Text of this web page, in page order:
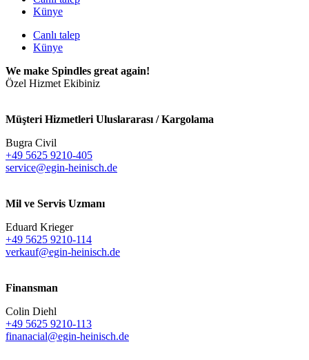
Künye
Canlı talep
Künye
We make Spindles great again!
Özel Hizmet Ekibiniz
Müşteri Hizmetleri Uluslararası / Kargolama
Bugra Civil
+49 5625 9210-405
service@egin-heinisch.de
Mil ve Servis Uzmanı
Eduard Krieger
+49 5625 9210-114
verkauf@egin-heinisch.de
Finansman
Colin Diehl
+49 5625 9210-113
finanacial@egin-heinisch.de